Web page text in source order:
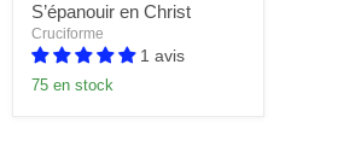
S’épanouir en Christ
Cruciforme
1 avis
75 en stock